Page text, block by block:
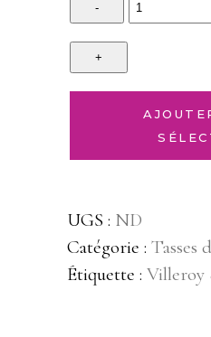
UGS : ND
Catégorie : Tasses
Étiquette : Villeroy